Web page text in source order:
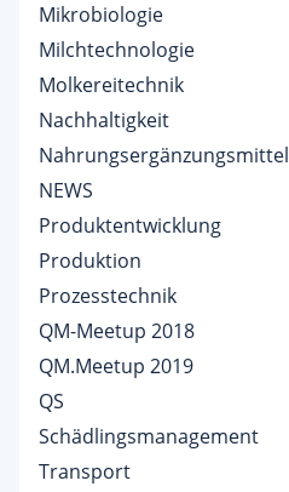
Mikrobiologie
Milchtechnologie
Molkereitechnik
Nachhaltigkeit
Nahrungsergänzungsmittel
NEWS
Produktentwicklung
Produktion
Prozesstechnik
QM-Meetup 2018
QM.Meetup 2019
QS
Schädlingsmanagement
Transport